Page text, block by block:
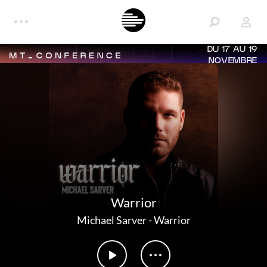
DU 17 AU 19
NOVEMBRE
Warrior
Michael Sarver-Warrior